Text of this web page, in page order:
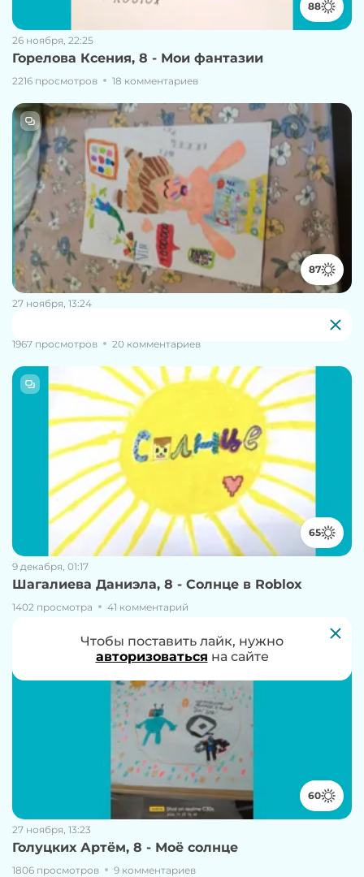
88
26 ноября, 22:25
Горелова Ксения, 8 - Мои фантазии
2216 просмотров 18 комментариев
87
27 ноября, 13:24
1967 просмотров 20 комментариев
65
9 декабря, 01:17
Шагалиева Даниэла, 8 - Солнце в Roblox
1402 просмотра 41 комментарий
60
27 ноября, 13:23
Голуцких Артём, 8 - Моë солнце
1806 просмотров 9 комментариев
Чтобы проголосовать за работу, нужно
авторизоваться на сайте
Чтобы поставить лайк, нужно
авторизоваться на сайте